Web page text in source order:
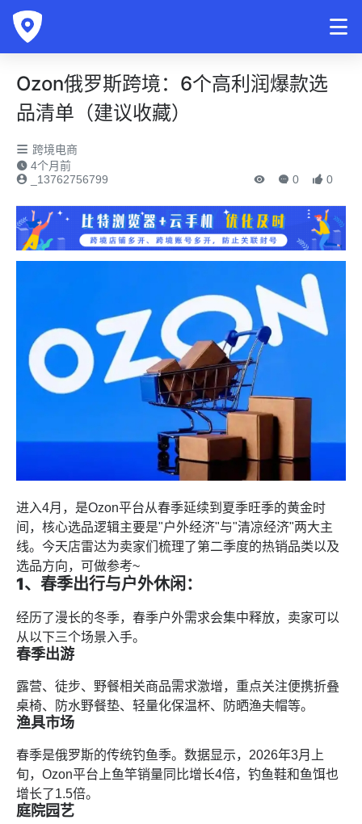
Ozon俄罗斯跨境：6个高利润爆款选
品清单（建议收藏）
跨境电商
4个月前
_13762756799
0 0
进入4月，是Ozon平台从春季延续到夏季旺季的黄金时
间，核心选品逻辑主要是"户外经济"与"清凉经济"两大主
线。今天店雷达为卖家们梳理了第二季度的热销品类以及
选品方向，可做参考~
1、春季出行与户外休闲：
经历了漫长的冬季，春季户外需求会集中释放，卖家可以
从以下三个场景入手。
春季出游
露营、徒步、野餐相关商品需求激增，重点关注便携折叠
桌椅、防水野餐垫、轻量化保温杯、防晒渔夫帽等。
渔具市场
春季是俄罗斯的传统钓鱼季。数据显示，2026年3月上
旬，Ozon平台上鱼竿销量同比增长4倍，钓鱼鞋和鱼饵也
增长了1.5倍。
庭院园艺